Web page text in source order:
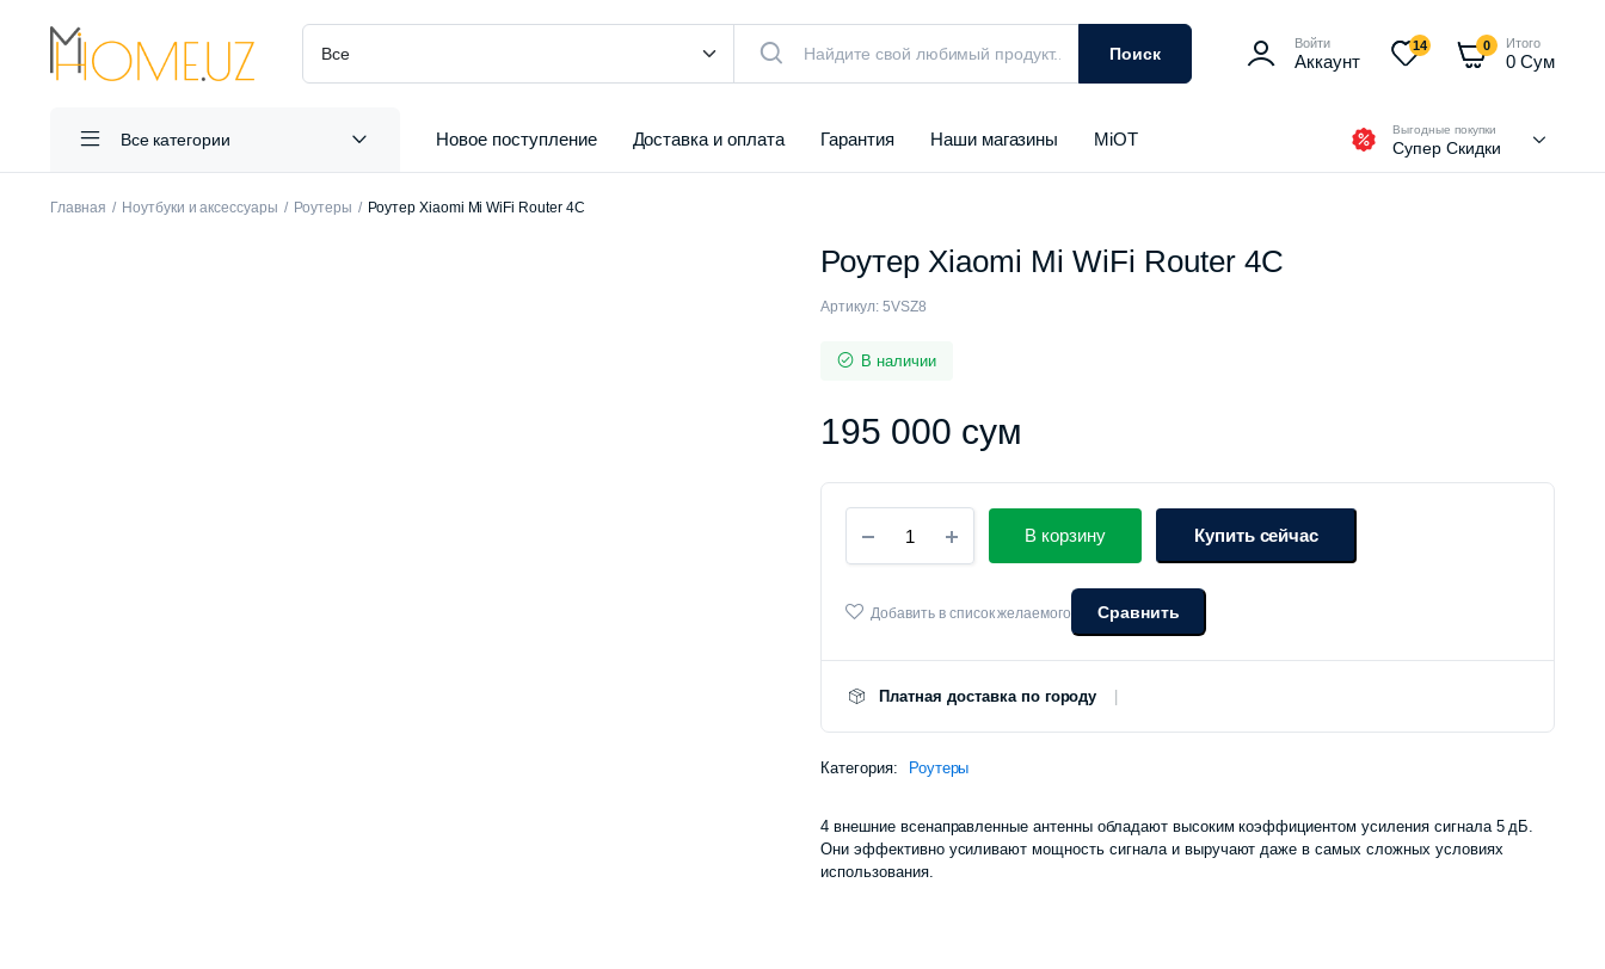
Поиск
Войти
Аккаунт
14 0 Итого
0Сум
Все категории Новое поступление Доставка и оплата Гарантия Наши магазины MiOT Выгодные покупки
Супер Скидки
Главная Ноутбуки и аксессуары Роутеры Роутер Xiaomi Mi WiFi Router 4C
Роутер Xiaomi Mi WiFi Router 4C
Артикул: 5VSZ8
В наличии
195 000 сум
Xiaomi
Mi
Router
В корзину Купить сейчас
Добавить в список желаемого Сравнить
Платная доставка по городу
Категория: Роутеры
4 внешние всенаправленные антенны обладают высоким коэффициентом усиления сигнала 5 дБ.
Они эффективно усиливают мощность сигнала и выручают даже в самых сложных условиях
использования.